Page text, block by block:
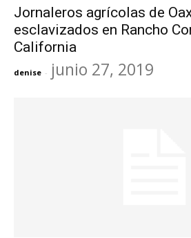
Jornaleros agrícolas de
esclavizados en Rancho
California
denise - junio 27, 2019